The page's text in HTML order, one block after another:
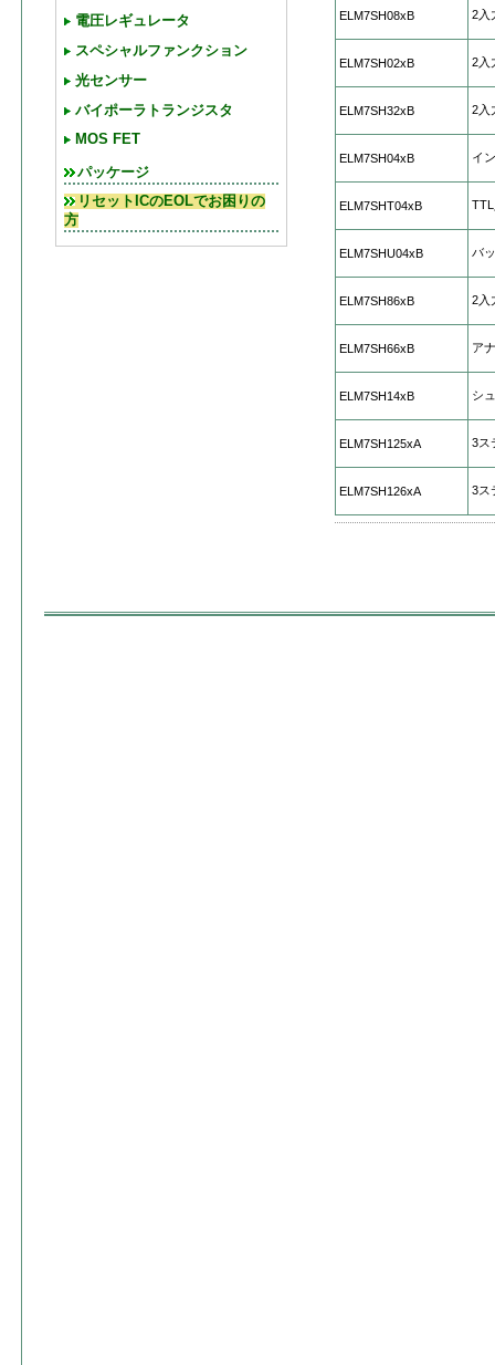
電圧レギュレータ
スペシャルファンクション
光センサー
バイポーラトランジスタ
MOS FET
パッケージ
リセットICのEOLでお困りの
方
ELM7SH08xB 2入
ELM7SH02xB 2入
ELM7SH32xB 2入
ELM7SH04xB イ
ELM7SHT04xB
ELM7SHU04xB バ
ELM7SH86xB 2入
ELM7SH66xB ア
ELM7SH14xB シ
ELM7SH125xA 3ス
ELM7SH126xA 3ス